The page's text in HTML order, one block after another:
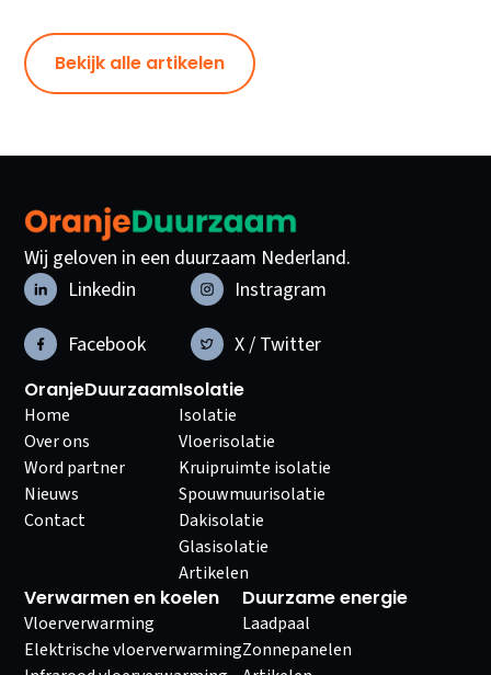
Bekijk alle artikelen
Wij geloven in een duurzaam Nederland.
Linkedin
Instragram
Facebook
X / Twitter
OranjeDuurzaam
Home
Over ons
Word partner
Nieuws
Contact
Isolatie
Isolatie
Vloerisolatie
Kruipruimte isolatie
Spouwmuurisolatie
Dakisolatie
Glasisolatie
Artikelen
Verwarmen en koelen
Vloerverwarming
Elektrische vloerverwarming
Duurzame energie
Laadpaal
Zonnepanelen